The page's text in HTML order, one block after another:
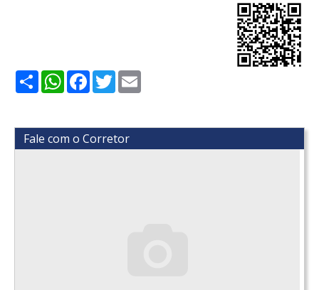
ShareWhatsApp
Facebook
Twitter
Fale com o Corretor